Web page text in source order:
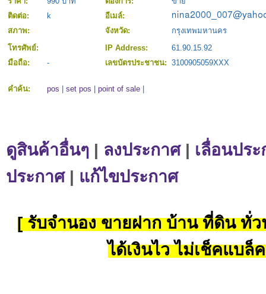
ติดต่อ:
k
อีเมล์:
สภาพ:
จังหวัด:
กรุงเทพมหานคร
โทรศัพย์:
IP Address:
61.90.15.92
มือถือ:
- เลขบัตรประชาชน: 3100905059XXX
คำค้น: pos set pos point of sale
ดูสินค้าอื่นๆ | ลงประกาศ| เลื่อนปร
ประกาศ| แก้ไขประกาศ
[ รับจำนอง ขายฝาก บ้าน ที่ดิน ทั่ว
ได้เงินไว ไม่เช็คแบล็